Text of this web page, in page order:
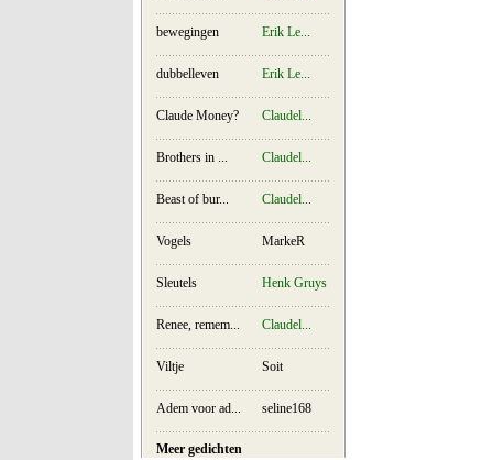
bewegingen Erik Le...
dubbelleven Erik Le...
Claude Money? Claudel...
Brothers in ... Claudel...
Beast of bur... Claudel...
Vogels MarkeR
Sleutels Henk Gruys
Renee, remem... Claudel...
Viltje Soit
Adem voor ad... seline168
Meer gedichten